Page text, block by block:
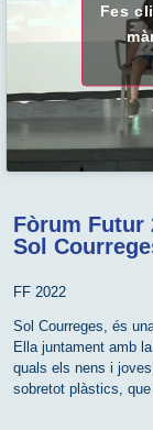
Fes
Fòrum Futur
Sol
FF 2022
Sol Courreges, és
Ella juntament amb
quals els nens i
sobretot plàstics,